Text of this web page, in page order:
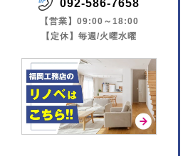
092-586-7658
【営業】09:00～18:00
【定休】毎週/火曜水曜